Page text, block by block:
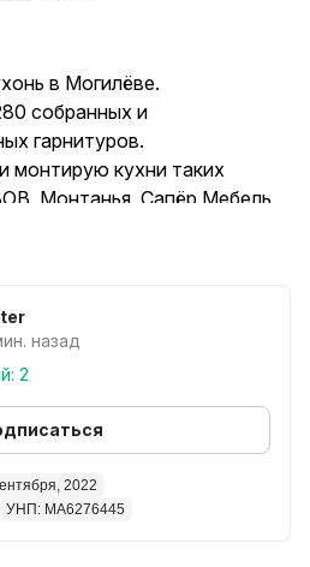
в Могилёве.
собранных и
гарнитуров.
монтирую кухни таких
Монтанья, Сапёр Мебель,
шкафы, посудомоечные и
варочные панели и т.д.
рабочей поверхностью.
+ подключение смесителя и
работы.
назад
2
2022
УНП: MA6276445